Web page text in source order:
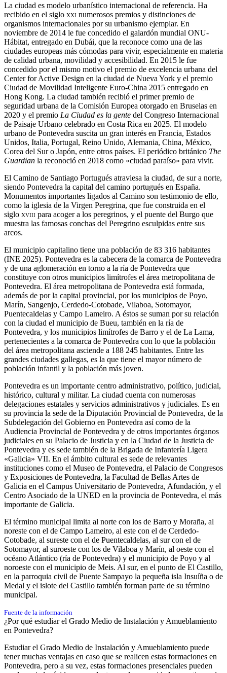
La ciudad es modelo urbanístico internacional de referencia.​​​​​​ Ha
recibido en el siglo xxi numerosos premios y distinciones de
organismos internacionales por su urbanismo ejemplar.​ En
noviembre de 2014 le fue concedido el galardón mundial ONU-
Hábitat, entregado en Dubái, que la reconoce como una de las
ciudades europeas más cómodas para vivir, especialmente en materia
de calidad urbana, movilidad y accesibilidad.​​​​​​ En 2015 le fue
concedido por el mismo motivo el premio de excelencia urbana del
Center for Active Design en la ciudad de Nueva York​ y el premio
Ciudad de Movilidad Inteligente Euro-China 2015 entregado en
Hong Kong.​ La ciudad también recibió el primer premio de
seguridad urbana de la Comisión Europea otorgado en Bruselas en
2020​​ y el premio La Ciudad es la gente del Congreso Internacional
de Paisaje Urbano celebrado en Costa Rica en 2025.​​​​ El modelo
urbano de Pontevedra suscita un gran interés en Francia, Estados
Unidos, Italia, Portugal, Reino Unido, Alemania, China, México,
Corea del Sur o Japón, entre otros países.​​​ El periódico británico The
Guardian la reconoció en 2018 como «ciudad paraíso» para vivir.​​​​​​
El Camino de Santiago Portugués atraviesa la ciudad,​​​ de sur a norte,
siendo Pontevedra la capital del camino portugués en España.​
Monumentos importantes ligados al Camino son testimonio de ello,
como la iglesia de la Virgen Peregrina, que fue construida en el
siglo xviii para acoger a los peregrinos, y el puente del Burgo que
muestra las famosas conchas del Peregrino esculpidas entre sus
arcos.
El municipio capitalino tiene una población de 83 316 habitantes
(INE 2025). Pontevedra es la cabecera de la comarca de Pontevedra
y de una aglomeración en torno a la ría de Pontevedra que
constituye con otros municipios limítrofes el área metropolitana de
Pontevedra. El área metropolitana de Pontevedra está formada,
además de por la capital provincial, por los municipios de Poyo,
Marín, Sangenjo, Cerdedo-Cotobade, Vilaboa, Sotomayor,
Puentecaldelas y Campo Lameiro.​ A éstos se suman por su relación
con la ciudad el municipio de Bueu,​ también en la ría de
Pontevedra, y los municipios limítrofes de Barro y el de La Lama,
pertenecientes a la comarca de Pontevedra con lo que la población
del área metropolitana asciende a 188 245 habitantes.​​ Entre las
grandes ciudades gallegas, es la que tiene el mayor número de
población infantil y la población más joven.​​​​​​
Pontevedra es un importante centro administrativo, político, judicial,
histórico, cultural y militar. La ciudad cuenta con numerosas
delegaciones estatales y servicios administrativos y judiciales. Es en
su provincia la sede de la Diputación Provincial de Pontevedra, de la
Subdelegación del Gobierno en Pontevedra​ así como de la
Audiencia Provincial de Pontevedra y de otros importantes órganos
judiciales​ en su Palacio de Justicia y en la Ciudad de la Justicia de
Pontevedra y es sede también de la Brigada de Infantería Ligera
«Galicia» VII. En el ámbito cultural es sede de relevantes
instituciones como el Museo de Pontevedra,​ el Palacio de Congresos
y Exposiciones de Pontevedra,​ la Facultad de Bellas Artes de
Galicia​ en el Campus Universitario de Pontevedra, Afundación, y el
Centro Asociado de la UNED en la provincia de Pontevedra, el más
importante de Galicia.​​​
El término municipal limita al norte con los de Barro y Moraña, al
noreste con el de Campo Lameiro, al este con el de Cerdedo-
Cotobade, al sureste con el de Puentecaldelas, al sur con el de
Sotomayor, al suroeste con los de Vilaboa y Marín, al oeste con el
océano Atlántico (ría de Pontevedra) y el municipio de Poyo y al
noroeste con el municipio de Meis. Al sur, en el punto de El Castillo,
en la parroquia civil de Puente Sampayo la pequeña isla Insuíña o de
Medal y el islote del Castillo también forman parte de su término
municipal.​​​​​
Fuente de la información
¿Por qué estudiar el Grado Medio de Instalación y Amueblamiento
en Pontevedra?
Estudiar el Grado Medio de Instalación y Amueblamiento puede
tener muchas ventajas en caso que se realicen estas formaciones en
Pontevedra, pero a su vez, estas formaciones presenciales pueden